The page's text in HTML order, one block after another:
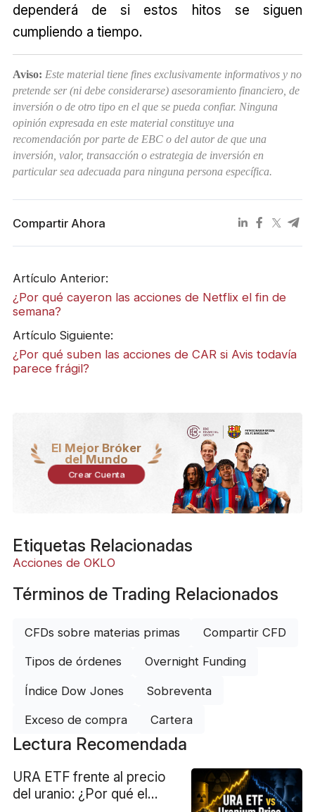
dependerá de si estos hitos se siguen
cumpliendo a tiempo.
Aviso: Este material tiene fines exclusivamente informativos y no
pretende ser (ni debe considerarse) asesoramiento financiero, de
inversión o de otro tipo en el que se pueda confiar. Ninguna
opinión expresada en este material constituye una
recomendación por parte de EBC o del autor de que una
inversión, valor, transacción o estrategia de inversión en
particular sea adecuada para ninguna persona específica.
Compartir Ahora
Artículo Anterior:
¿Por qué cayeron las acciones de Netflix el fin de
semana?
Artículo Siguiente:
¿Por qué suben las acciones de CAR si Avis todavía
parece frágil?
El Mejor Bróker
del Mundo
Crear Cuenta
Etiquetas Relacionadas
Acciones de OKLO
Términos de Trading Relacionados
CFDs sobre materias primas Compartir CFD
Tipos de órdenes Overnight Funding
Índice Dow Jones Sobreventa
Exceso de compra Cartera
Lectura Recomendada
URA ETF frente al precio
del uranio: ¿Por qué el